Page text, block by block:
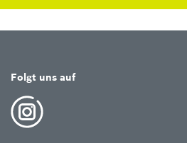
Folgt uns auf